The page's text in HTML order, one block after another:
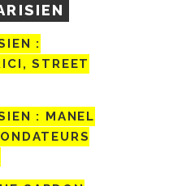
:
STREET
: MANEL